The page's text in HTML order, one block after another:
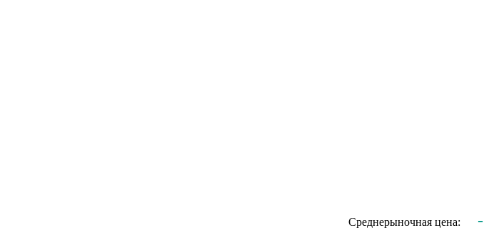
Среднерыночная цена: -